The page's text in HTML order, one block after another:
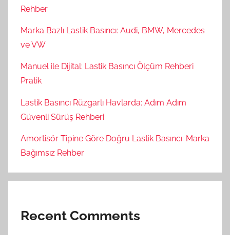
Rehber
Marka Bazlı Lastik Basıncı: Audi, BMW, Mercedes
ve VW
Manuel ile Dijital: Lastik Basıncı Ölçüm Rehberi
Pratik
Lastik Basıncı Rüzgarlı Havlarda: Adım Adım
Güvenli Sürüş Rehberi
Amortisör Tipine Göre Doğru Lastik Basıncı: Marka
Bağımsız Rehber
Recent Comments